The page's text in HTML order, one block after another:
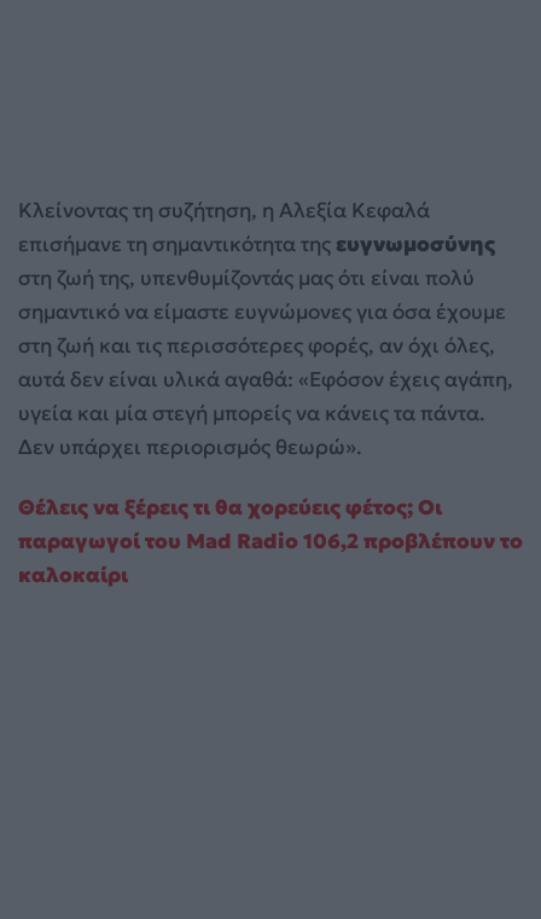
Κλείνοντας τη συζήτηση, η Αλεξία Κεφαλά
επισήμανε τη σημαντικότητα της ευγνωμοσύνης
στη ζωή της, υπενθυμίζοντάς μας ότι είναι πολύ
σημαντικό να είμαστε ευγνώμονες για όσα έχουμε
στη ζωή και τις περισσότερες φορές, αν όχι όλες,
αυτά δεν είναι υλικά αγαθά: «Εφόσον έχεις αγάπη,
υγεία και μία στεγή μπορείς να κάνεις τα πάντα.
Δεν υπάρχει περιορισμός θεωρώ».
Θέλεις να ξέρεις τι θα χορεύεις φέτος; Οι
παραγωγοί του Mad Radio 106,2 προβλέπουν το
καλοκαίρι